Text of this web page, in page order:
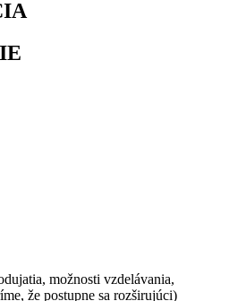
možnosti vzdelávania,
že postupne sa rozširujúci)